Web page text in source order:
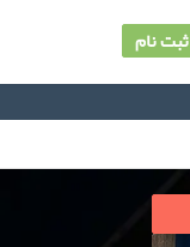
ثبت نام